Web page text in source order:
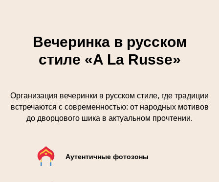
Вечеринка в русском
стиле «A La Russe»
Организация вечеринки в русском стиле, где традиции
встречаются с современностью: от народных мотивов
до дворцового шика в актуальном прочтении.
Аутентичные фотозоны